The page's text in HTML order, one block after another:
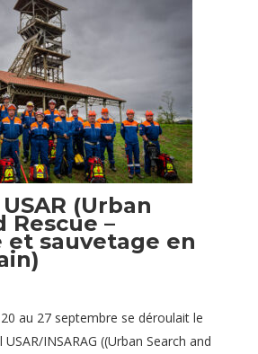
(Urban
Rescue –
et sauvetage en
au 27 septembre se déroulait le
INSARAG ((Urban Search and